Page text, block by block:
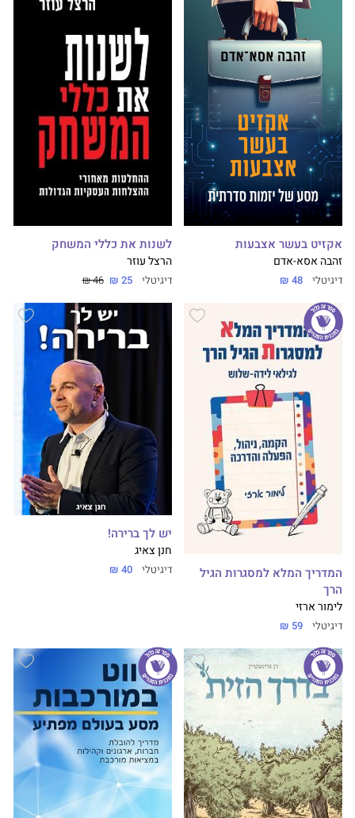
אקזיט בעשר אצבעות
זהבה אסא-אדם
דיגיטלי 48 ₪
לשנות את כללי המשחק
הרצל עוזר
דיגיטלי 25 ₪
46 ₪
המדריך המלא למסגרות הגיל
הרך
לימור ארזי
דיגיטלי 59 ₪
יש לך ברירה!
חנן צאיג
דיגיטלי 40 ₪